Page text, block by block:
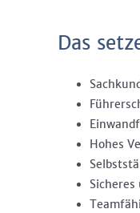
Das
Hohes